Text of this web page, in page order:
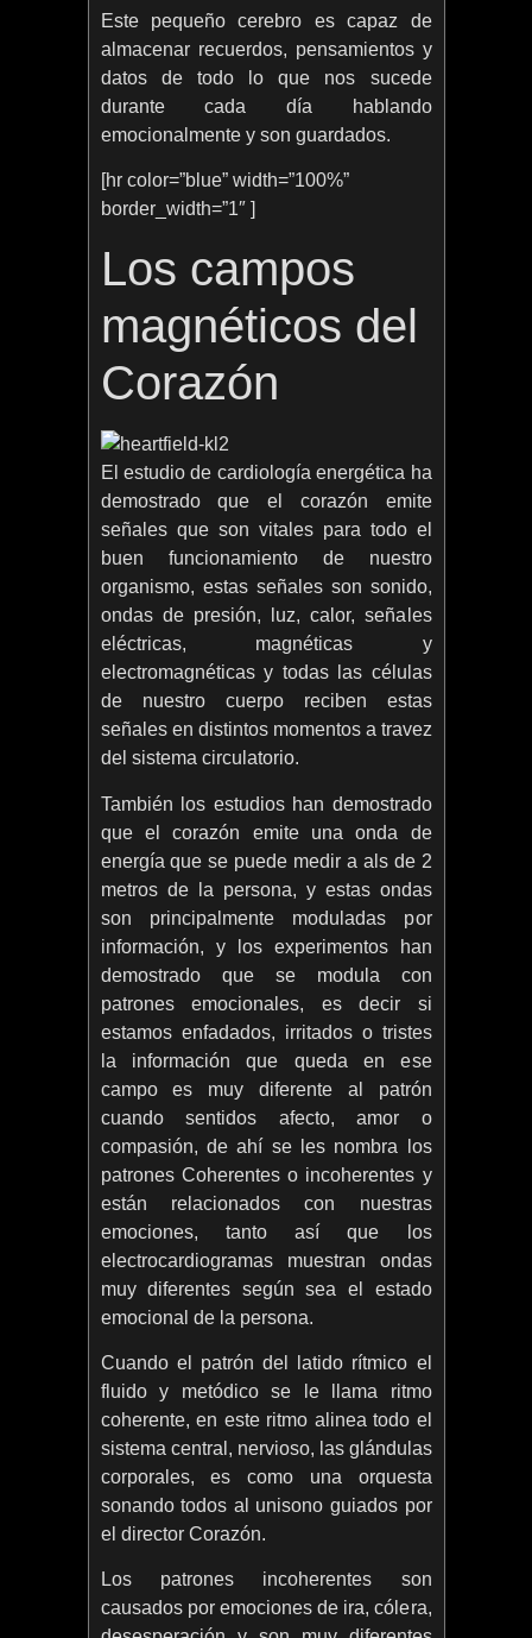
Este pequeño cerebro es capaz de
almacenar recuerdos, pensamientos y
datos de todo lo que nos sucede
durante cada día hablando
emocionalmente y son guardados.
[hr color=”blue” width=”100%”
border_width=”1″ ]
Los campos
magnéticos del
Corazón
El estudio de cardiología energética ha
demostrado que el corazón emite
señales que son vitales para todo el
buen funcionamiento de nuestro
organismo, estas señales son sonido,
ondas de presión, luz, calor, señales
eléctricas, magnéticas y
electromagnéticas y todas las células
de nuestro cuerpo reciben estas
señales en distintos momentos a travez
del sistema circulatorio.
También los estudios han demostrado
que el corazón emite una onda de
energía que se puede medir a als de 2
metros de la persona, y estas ondas
son principalmente moduladas por
información, y los experimentos han
demostrado que se modula con
patrones emocionales, es decir si
estamos enfadados, irritados o tristes
la información que queda en ese
campo es muy diferente al patrón
cuando sentidos afecto, amor o
compasión, de ahí se les nombra los
patrones Coherentes o incoherentes y
están relacionados con nuestras
emociones, tanto así que los
electrocardiogramas muestran ondas
muy diferentes según sea el estado
emocional de la persona.
Cuando el patrón del latido rítmico el
fluido y metódico se le llama ritmo
coherente, en este ritmo alinea todo el
sistema central, nervioso, las glándulas
corporales, es como una orquesta
sonando todos al unisono guiados por
el director Corazón.
Los patrones incoherentes son
causados por emociones de ira, cólera,